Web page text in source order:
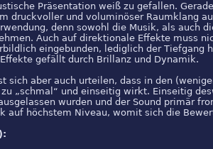
Präsentation weiß zu gefallen.
druckvoller und voluminöser Raumklang
denn sowohl die Musik, als auch
Auch auf direktionale Effekte muss
eingebunden, lediglich der Tiefgang
gefällt durch Brillanz und Dynamik.
sich aber auch urteilen, dass in den
„schmal“ und einseitig wirkt. Einseitig
wurden und der Sound primär
auf höchstem Niveau, womit sich die